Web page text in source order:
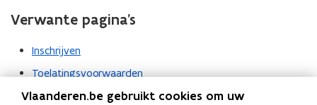
Verwante pagina’s
Inschrijven
Toelatingsvoorwaarden
Studiekosten
Vlaanderen.be gebruikt cookies om uw